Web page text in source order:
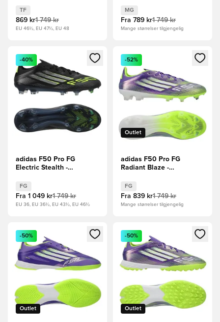
TF
869 kr1 749 kr
EU 46½, EU 47½, EU 48
MG
Fra 789 kr1 749 kr
Mange størrelser tilgjengelig
Åpner en Modal for å logge inn eller registrere deg som
-40%
adidas F50 Pro FG
Electric Stealth -
FG
Fra 1 049 kr1 749 kr
EU 36, EU 36½, EU 43½, EU 46½
Åpner en Modal for å logge
Outlet
-52%
adidas F50 Pro FG
Radiant Blaze -
FG
Fra 839 kr1 749 kr
Mange størrelser tilgjengelig
Åpner en Modal for å logge inn eller registrere deg som
Outlet
-50%
Åpner en Modal for å logge
Outlet
-50%